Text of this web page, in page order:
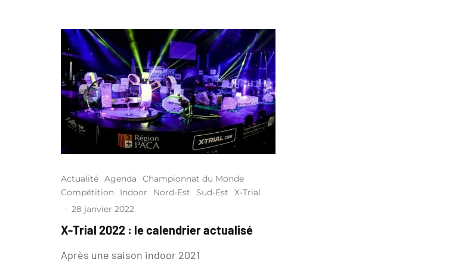
Actualité Agenda
Championnat du Monde
Compétition
Indoor Nord-Est Sud-Est
X-Trial
· 28 janvier 2022
X-Trial 2022 : le calendrier actualisé
Après une saison indoor 2021